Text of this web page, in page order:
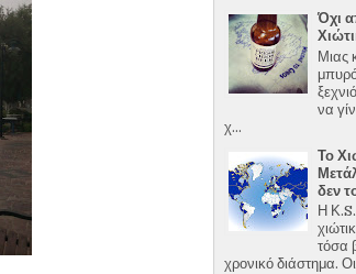
Όχι
Μιας
να
χ...
Το
δεν
Η
τόσα
χρονικό διάστημα.